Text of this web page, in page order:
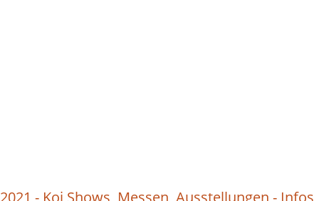
2021 - Koi Shows, Messen, Ausstellungen - Infos